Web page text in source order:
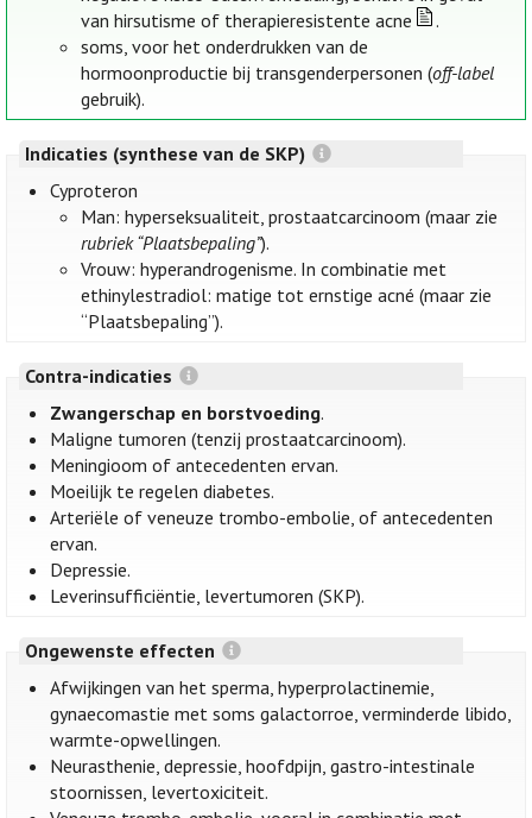
van hirsutisme of therapieresistente acne
.
soms, voor het onderdrukken van de
hormoonproductie bij transgenderpersonen (off-label
gebruik).
Indicaties (synthese van de SKP)
Cyproteron
Man: hyperseksualiteit, prostaatcarcinoom (maar zie
rubriek “Plaatsbepaling”).
Vrouw: hyperandrogenisme. In combinatie met
ethinylestradiol: matige tot ernstige acné (maar zie
“Plaatsbepaling”).
Contra-indicaties
Zwangerschap en borstvoeding.
Maligne tumoren (tenzij prostaatcarcinoom).
Meningioom of antecedenten ervan.
Moeilijk te regelen diabetes.
Arteriële of veneuze trombo-embolie, of antecedenten
ervan.
Depressie.
Leverinsufficiëntie, levertumoren (SKP).
Ongewenste effecten
Afwijkingen van het sperma, hyperprolactinemie,
gynaecomastie met soms galactorroe, verminderde libido,
warmte-opwellingen.
Neurasthenie, depressie, hoofdpijn, gastro-intestinale
stoornissen, levertoxiciteit.